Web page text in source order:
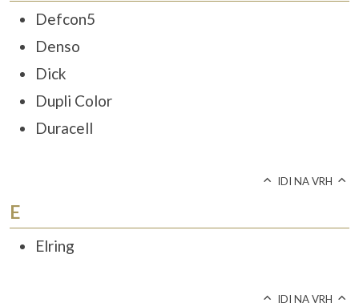
Defcon5
Denso
Dick
Dupli Color
Duracell
IDI NA VRH
E
Elring
IDI NA VRH